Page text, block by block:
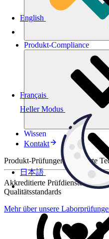
Heller Modus
English
Français
日本語
Produkt-Compliance
Wissen
Kontakt
Produkt-Prüfungen für smarte
Akkreditierte Prüfdienste auf
Qualitätsstandards
Mehr über unsere